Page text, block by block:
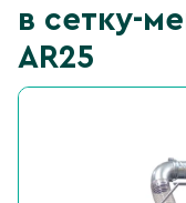
в сетку-
AR25